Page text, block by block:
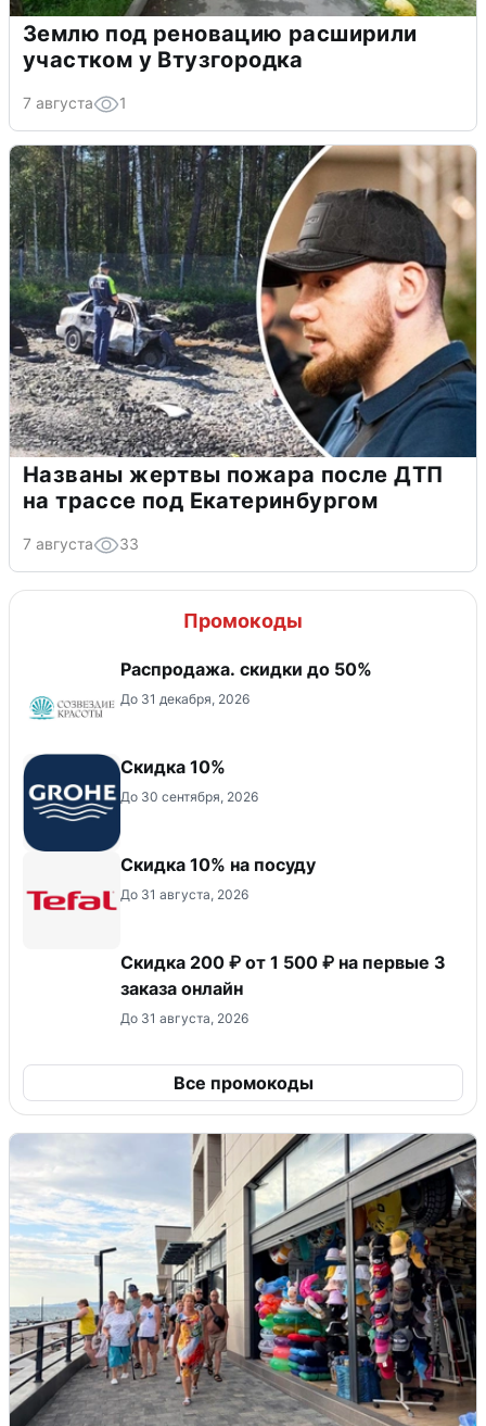
Землю под реновацию расширили
участком у Втузгородка
7 августа 1
Названы жертвы пожара после ДТП
на трассе под Екатеринбургом
7 августа 33
Промокоды
Распродажа. скидки до 50%
До 31 декабря, 2026
Скидка 10%
До 30 сентября, 2026
Скидка 10% на посуду
До 31 августа, 2026
Скидка 200 ₽ от 1 500 ₽ на первые 3
заказа онлайн
До 31 августа, 2026
Все промокоды